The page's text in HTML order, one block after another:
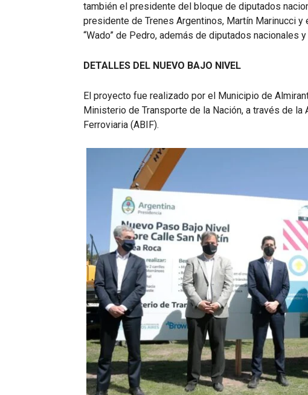
también el presidente del bloque de diputados
presidente de Trenes Argentinos, Martín Marinucci
“Wado” de Pedro, además de diputados
DETALLES DEL NUEVO BAJO NIVEL
El proyecto fue realizado por el Municipio de
Ministerio de Transporte de la Nación, a través de
Ferroviaria (ABIF).